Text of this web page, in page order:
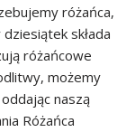
różańca,
składa
różańcowe
możemy
naszą
Różańca